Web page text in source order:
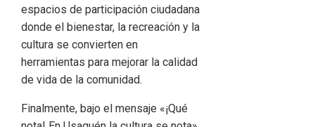
espacios de participación ciudadana
donde el bienestar, la recreación y la
cultura se convierten en
herramientas para mejorar la calidad
de vida de la comunidad.
Finalmente, bajo el mensaje «¡Qué